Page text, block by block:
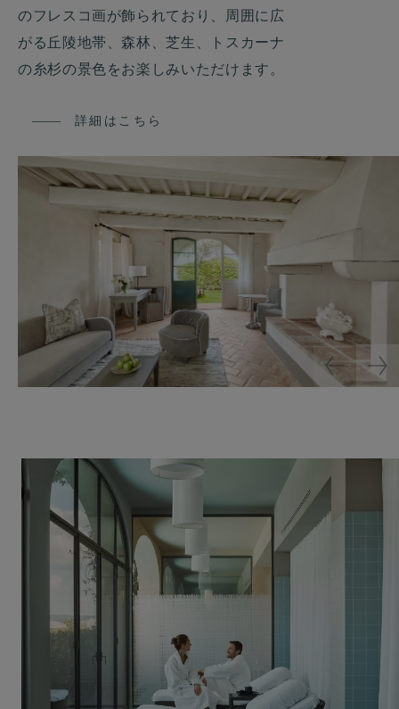
のフレスコ画が飾られており、周囲に広
がる丘陵地帯、森林、芝生、トスカーナ
の糸杉の景色をお楽しみいただけます。
詳細はこちら